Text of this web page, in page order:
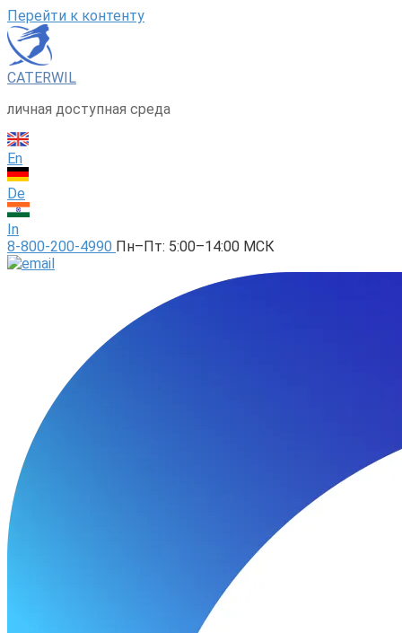
Перейти к контенту
CATERWIL
личная доступная среда
En
De
In
8-800-200-4990 Пн–Пт: 5:00–14:00 МСК